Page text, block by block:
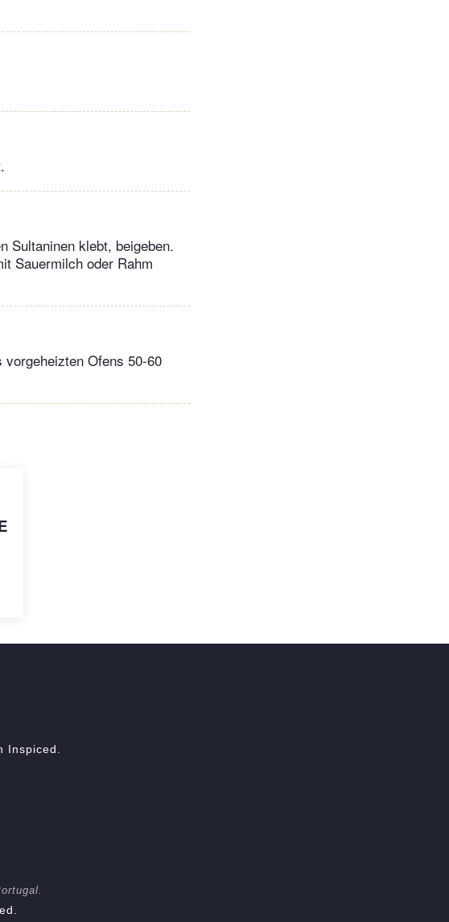
Sultaninen klebt, beigeben.
Sauermilch oder Rahm
Ofens 50-60
Inspiced.